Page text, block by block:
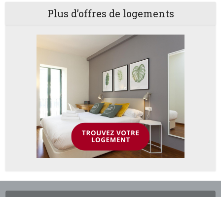
Plus d’offres de logements